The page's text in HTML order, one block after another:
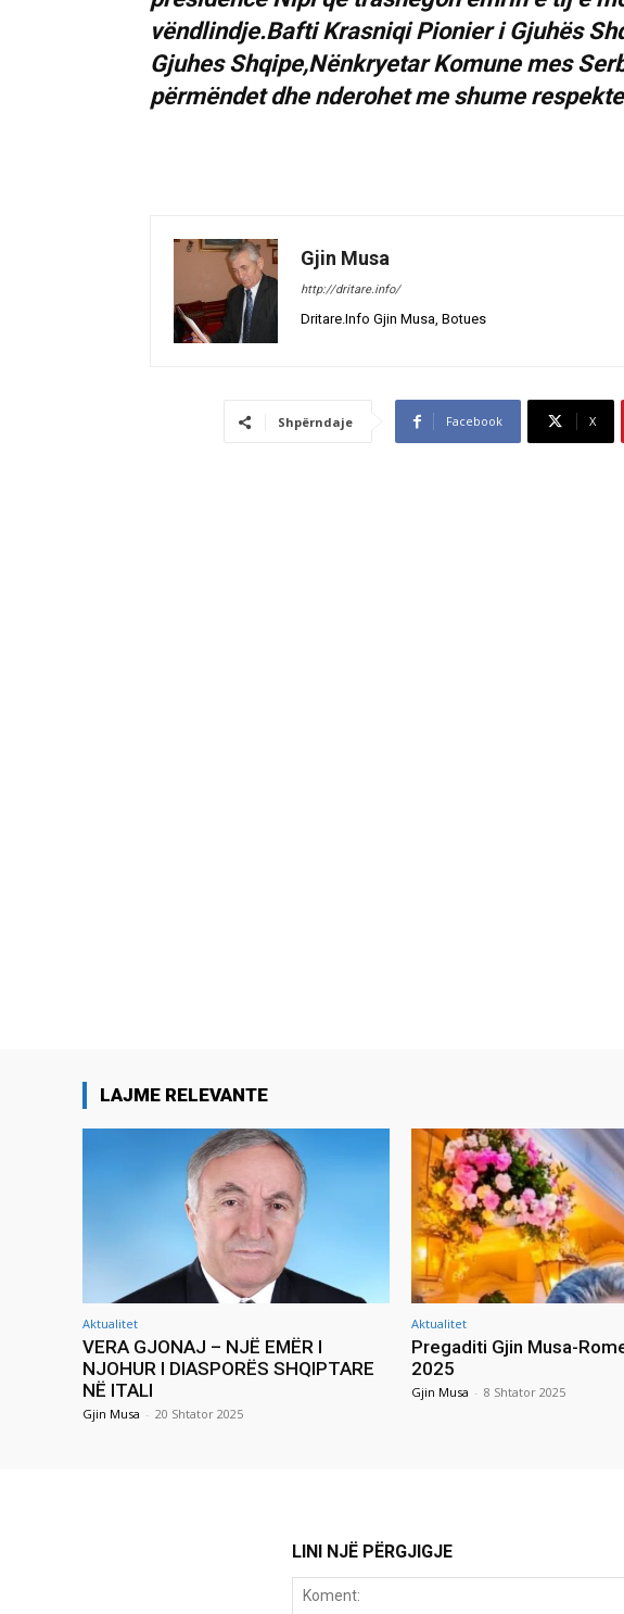
vëndlindje.Bafti Krasniqi Pionier i Gjuhës
Gjuhes Shqipe,Nënkryetar Komune mes
përmëndet dhe nderohet me shume
Gjin Musa
http://dritare.info/
Dritare.Info Gjin Musa, Botues
Shpërndaje Facebook X
LAJME RELEVANTE
Aktualitet
VERA GJONAJ – NJË EMËR I
NJOHUR I DIASPORËS SHQIPTARE
NË ITALI
Gjin Musa - 20 Shtator 2025
Aktualitet
Pregaditi Gjin Musa-
2025
Gjin Musa - 8 Shtator 2025
LINI NJË PËRGJIGJE